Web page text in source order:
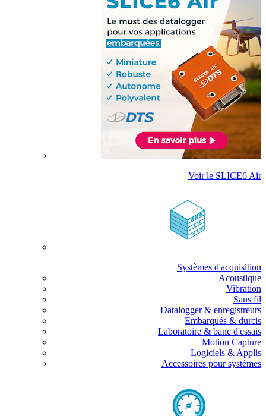
Voir le SLICE6 Air
Systèmes d'acquisition
Acoustique
Vibration
Sans fil
Datalogger & enregistreurs
Embarqués & durcis
Laboratoire & banc d'essais
Motion Capture
Logiciels & Applis
Accessoires pour systèmes